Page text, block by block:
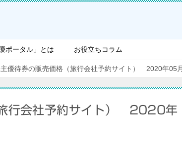
ポータル」とは お役立ちコラム
優待券の販売価格（旅行会社予約サイト） 2020年05
行会社予約サイト） 2020年